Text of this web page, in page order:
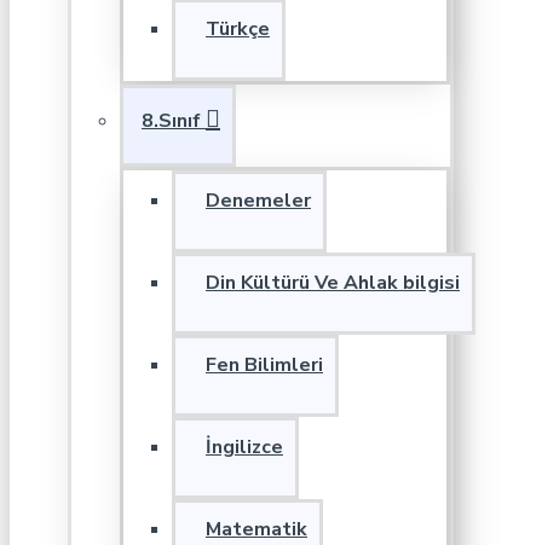
Türkçe
8.Sınıf
Denemeler
Din Kültürü Ve Ahlak bilgisi
Fen Bilimleri
İngilizce
Matematik